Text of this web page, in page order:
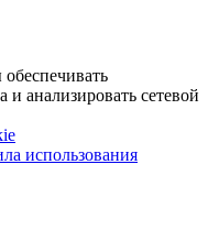
анализировать сетевой
использования